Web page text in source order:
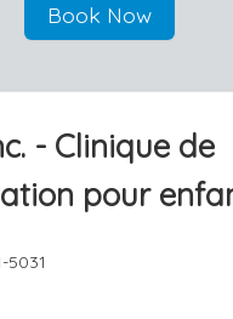
Book Now
- Clinique de
pour
5031